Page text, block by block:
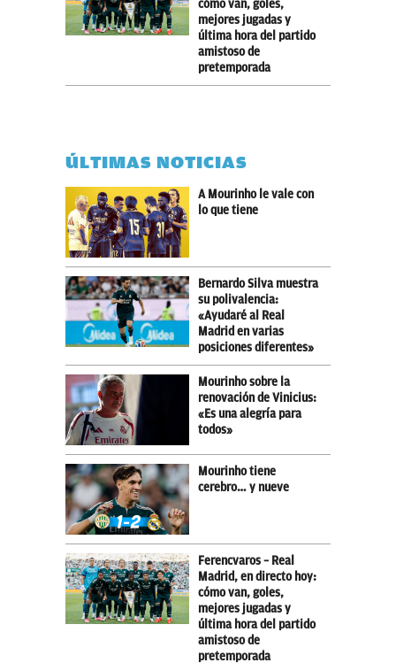
cómo van, goles,
mejores jugadas y
última hora del partido
amistoso de
pretemporada
ÚLTIMAS NOTICIAS
A Mourinho le vale con
lo que tiene
Bernardo Silva muestra
su polivalencia:
«Ayudaré al Real
Madrid en varias
posiciones diferentes»
Mourinho sobre la
renovación de Vinicius:
«Es una alegría para
todos»
Mourinho tiene
cerebro… y nueve
Ferencvaros – Real
Madrid, en directo hoy:
cómo van, goles,
mejores jugadas y
última hora del partido
amistoso de
pretemporada